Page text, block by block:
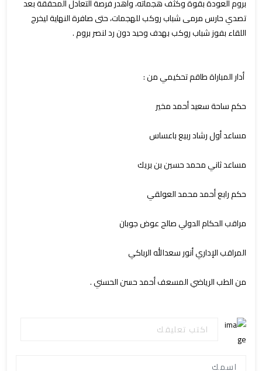
بروم العودة بقوة وكثف هجماته، وأهدر فرصة التعادل المحققة بعد
تصدي حارس مرمى شباب روكب للهجمات، حتى صافرة النهاية ليخرج
اللقاء بفوز شباب روكب بهدف وحيد دون رد لنصر بروم .
أدار المباراة طاقم تحكيمي من :
حكم ساحة سعيد أحمد مخير
مساعد أول رشاد ربيع باعساس
مساعد ثاني محمد حسين بن بريك
حكم رابع أحمد محمد العولقي
مراقب الحكام الدولي صالح عوض جوبان
المراقب الإداري أنور سعدالله الرباكي
من الطب الرياضي المسعف أحمد حسن الحسني .